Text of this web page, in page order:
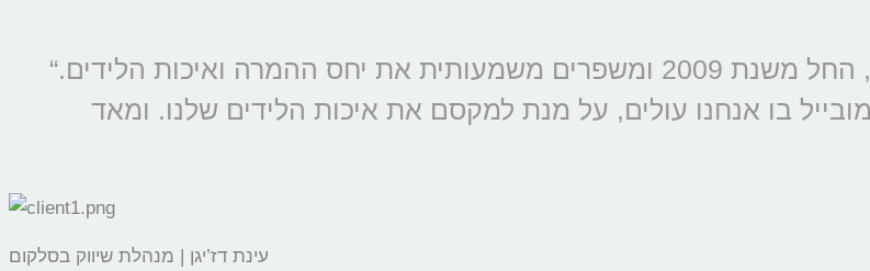
“מוצרי קולמי מוטמעים בכל קמפיין של סלקום ונטוויז’ן, החל משנת 2009 ומשפרים משמעותית את יחס ההמרה ואיכות הלידים.
בו אנחנו עולים, על מנת למקסם את איכות הלידים שלנו. ומאד
עינת דז’יגן | מנהלת שיווק בסלקום